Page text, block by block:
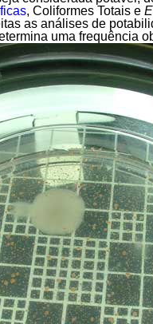
, Coliformes Totais e
as análises de
uma frequência